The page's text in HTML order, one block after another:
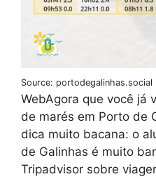
Source: portodegalinhas.social
WebAgora que você já
de marés em Porto de
dica muito bacana: o
de Galinhas é muito
Tripadvisor sobre